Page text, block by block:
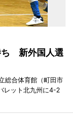
ち 新外国人選
総合体育館（町田市
レット北九州に4-2